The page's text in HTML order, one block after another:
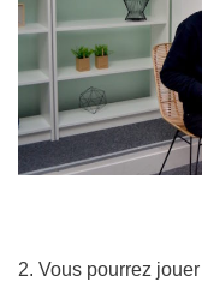
2. Vous pourrez